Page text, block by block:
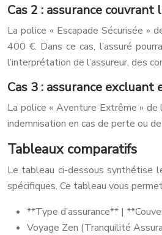
Cas 2 : assurance
La police « Escapade Sécurisée »
400 €. Dans ce cas, l’assuré
l’interprétation de l’assureur, des
Cas 3 : assurance
La police « Aventure Extrême »
indemnisation en cas de perte ou
Tableaux comparatifs
Le tableau ci-dessous synthétise
spécifiques. Ce tableau vous
**Type d’assurance** |
Voyage Zen (Tranquilité